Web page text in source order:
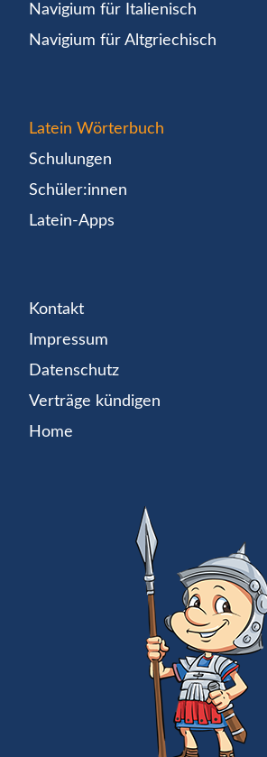
Navigium für Italienisch
Navigium für Altgriechisch
Latein Wörterbuch
Schulungen
Schüler:innen
Latein-Apps
Kontakt
Impressum
Datenschutz
Verträge kündigen
Home